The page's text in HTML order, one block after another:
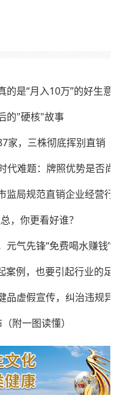
是“月入10万”的好生意？
的"硬核"故事
家，三株彻底挥别直销
难题：牌照优势是否尚存
局规范直销企业经营行为
，你更看好谁？
元气先锋“免费喝水赚钱”靠
案例，也要引起行业的足
品虚假宣传，纠治违规异
附一图读懂）